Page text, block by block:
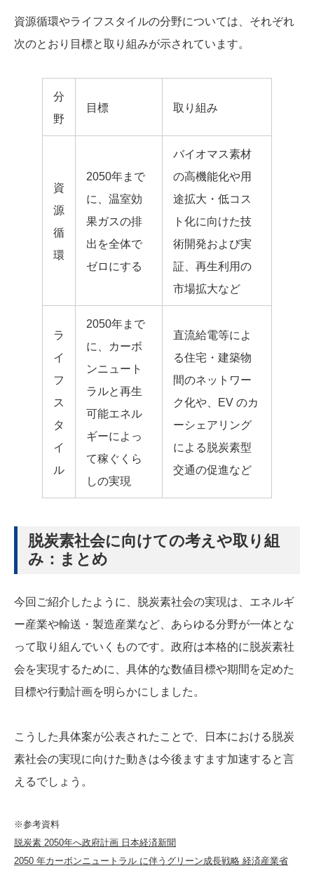
資源循環やライフスタイルの分野については、それぞれ
次のとおり目標と取り組みが示されています。
分
野
目標 取り組み
資
源
循
環
2050年まで
に、温室効
果ガスの排
出を全体で
ゼロにする
バイオマス素材
の高機能化や用
途拡大・低コス
ト化に向けた技
術開発および実
証、再生利用の
市場拡大など
ラ
イ
フ
ス
タ
イ
ル
2050年まで
に、カーボ
ンニュート
ラルと再生
可能エネル
ギーによっ
て稼ぐくら
しの実現
直流給電等によ
る住宅・建築物
間のネットワー
ク化や、EV のカ
ーシェアリング
による脱炭素型
交通の促進など
脱炭素社会に向けての考えや取り組
み：まとめ
今回ご紹介したように、脱炭素社会の実現は、エネルギ
ー産業や輸送・製造産業など、あらゆる分野が一体とな
って取り組んでいくものです。政府は本格的に脱炭素社
会を実現するために、具体的な数値目標や期間を定めた
目標や行動計画を明らかにしました。
こうした具体案が公表されたことで、日本における脱炭
素社会の実現に向けた動きは今後ますます加速すると言
えるでしょう。
※参考資料
脱炭素 2050年へ政府計画 日本経済新聞
2050 年カーボンニュートラル に伴うグリーン成長戦略 経済産業省